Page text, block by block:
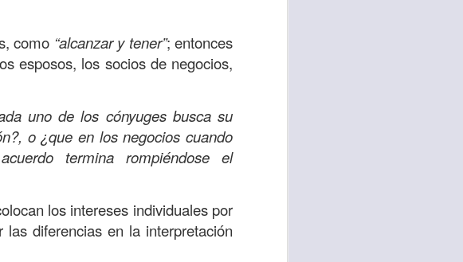
como “alcanzar y tener”; entonces
esposos, los socios de negocios,
uno de los cónyuges busca su
o ¿que en los negocios cuando
termina rompiéndose el
los intereses individuales por
diferencias en la interpretación
o chocolates; es una decisión de
Dios; se alegra el corazón de los
de vivir, se revive el propósito de
hasta vivir unidos en familia
consideras importantes en tu
manera de Dios y de amar como